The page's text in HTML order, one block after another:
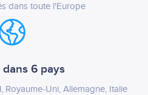
dans toute l'Europe
6 pays
Royaume-Uni, Allemagne, Italie